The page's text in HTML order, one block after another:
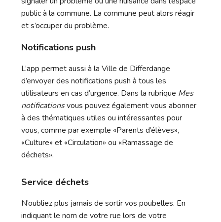
public à la commune. La commune peut alors réagir
et s’occuper du problème.
Notifications push
L’app permet aussi à la Ville de Differdange
d’envoyer des notifications push à tous les
utilisateurs en cas d’urgence. Dans la rubrique Mes
notificationsvous pouvez également vous abonner
à des thématiques utiles ou intéressantes pour
vous, comme par exemple «Parents d’élèves»,
«Culture» et «Circulation» ou «Ramassage de
déchets».
Service déchets
N’oubliez plus jamais de sortir vos poubelles. En
indiquant le nom de votre rue lors de votre